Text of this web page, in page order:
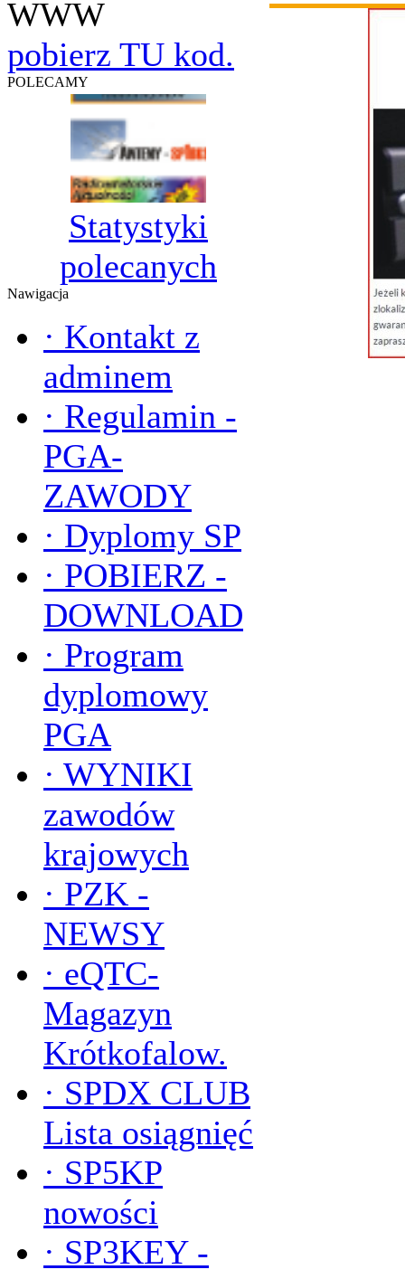
WWW
pobierz TU kod.
POLECAMY
Statystyki
polecanych
Nawigacja
· Kontakt z
adminem
· Regulamin -
PGA-
ZAWODY
· Dyplomy SP
· POBIERZ -
DOWNLOAD
· Program
dyplomowy
PGA
· WYNIKI
zawodów
krajowych
· PZK -
NEWSY
· eQTC-
Magazyn
Krótkofalow.
· SPDX CLUB
Lista osiągnięć
· SP5KP
nowości
· SP3KEY -